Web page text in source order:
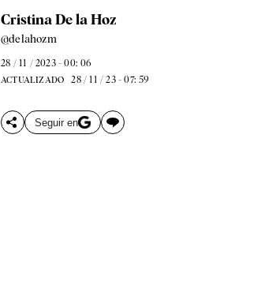
Cristina De la Hoz
@delahozm
28 / 11 / 2023 - 00: 06
ACTUALIZADO 28 / 11 / 23 - 07: 59
Seguir en